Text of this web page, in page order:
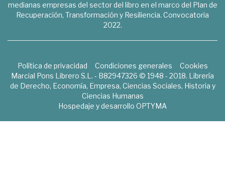
medianas empresas del sector del libro en el marco del Plan de
Recuperación, Transformación y Resiliencia. Convocatoria
2022.
Política de privacidad Condiciones generales
Cookies
Marcial Pons Librero S.L. - B82947326 © 1948 - 2018. Librería
de Derecho, Economía, Empresa, Ciencias Sociales, Historia y
Ciencias Humanas
Hospedaje y desarrollo OPTYMA